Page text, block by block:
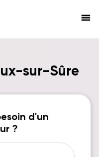
menu
sur-Sûre
d'un
?